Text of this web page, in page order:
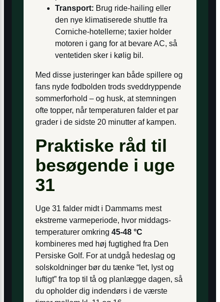
Transport: Brug ride-hailing eller
den nye klimatiserede shuttle fra
Corniche-hotellerne; taxier holder
motoren i gang for at bevare AC, så
ventetiden sker i kølig bil.
Med disse justeringer kan både spillere og
fans nyde fodbolden trods sveddryppende
sommerforhold – og husk, at stemningen
ofte topper, når temperaturen falder et par
grader i de sidste 20 minutter af kampen.
Praktiske råd til
besøgende i uge
31
Uge 31 falder midt i Dammams mest
ekstreme varmeperiode, hvor middags­
temperaturer omkring 45-48 °C
kombineres med høj fugtighed fra Den
Persiske Golf. For at undgå hedeslag og
solskoldninger bør du tænke “let, lyst og
luftigt” fra top til tå og planlægge dagen, så
du opholder dig indendørs i de værste